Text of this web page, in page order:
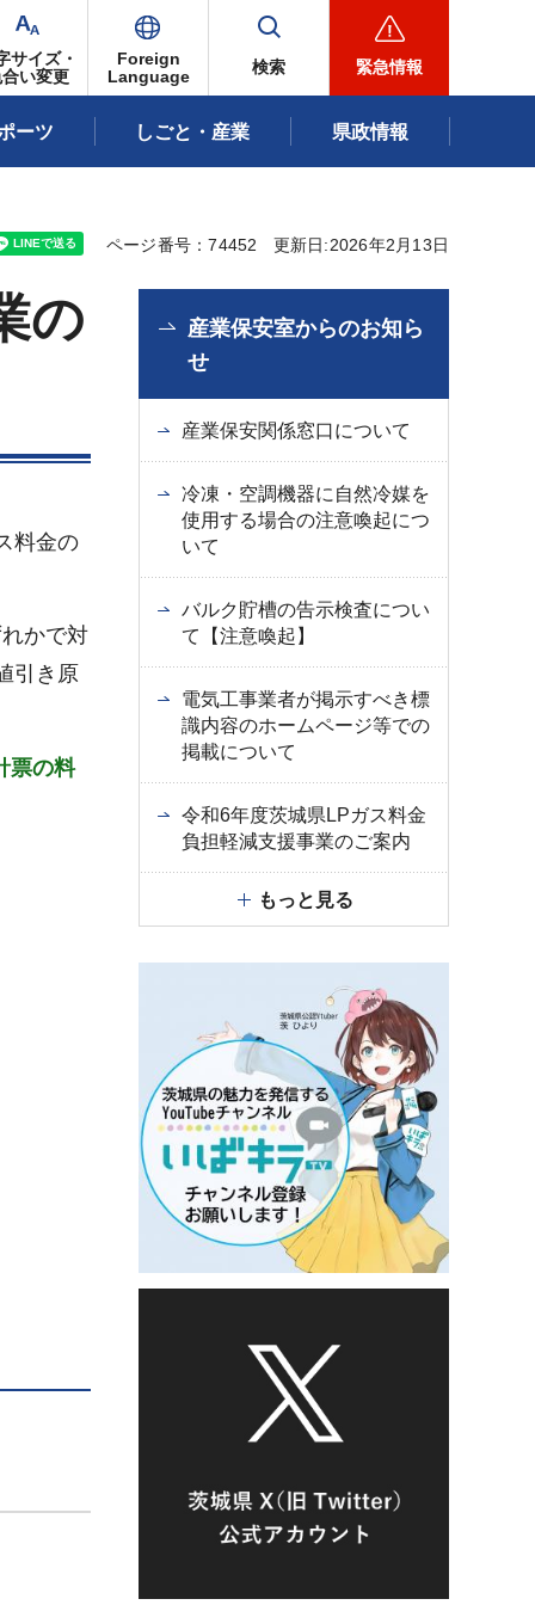
サイズ・
い変更
Foreign
Language
検索 緊急情報
ーツ しごと・産業 県政情報
ページ番号：74452 更新日:2026年2月13日
の
料金の
かで対
引き原
票の料
産業保安室からのお知ら
せ
産業保安関係窓口について
冷凍・空調機器に自然冷媒を
使用する場合の注意喚起につ
いて
バルク貯槽の告示検査につい
て【注意喚起】
電気工事業者が掲示すべき標
識内容のホームページ等での
掲載について
令和6年度茨城県LPガス料金
負担軽減支援事業のご案内
もっと見る